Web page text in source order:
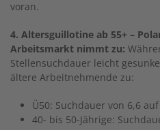
voran.
4. Altersguillotine ab 55+ –
Arbeitsmarkt nimmt zu:
Stellensuchdauer leicht
ältere Arbeitnehmende zu:
Ü50: Suchdauer von 6,6
40- bis 50-Jährige: